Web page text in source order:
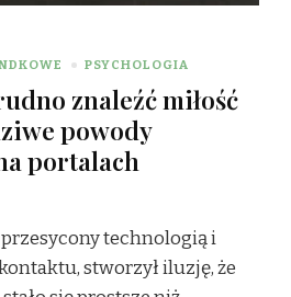
PSYCHOLOGIA
znaleźć miłość
powody
portalach
przesycony technologią i
stworzył iluzję, że